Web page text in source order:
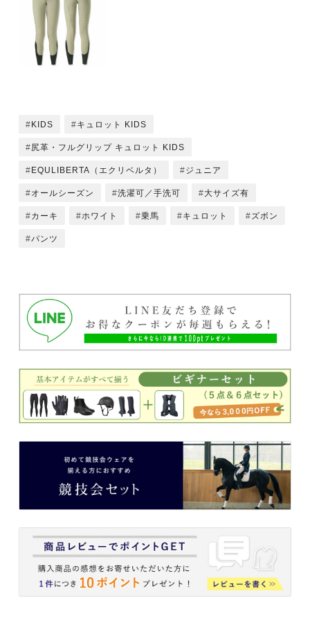
KIDS キュロット KIDS
尻革・フルグリップ キュロット KIDS
EQULIBERTA（エクリベルタ） ジュニア
オールシーズン 洗濯可／手洗可 大サイズ有
カーキ ホワイト 乗馬 キュロット ズボン
パンツ